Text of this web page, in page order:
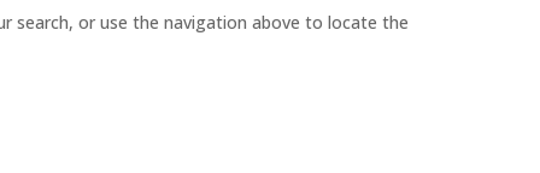
search, or use the navigation above to locate the